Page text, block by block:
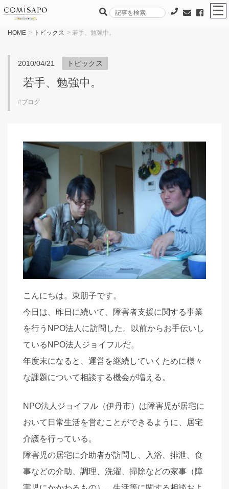
HOME > トピックス > 若手、勉強中。
2010/04/21 トピックス
若手、勉強中。
#ブログ
こんにちは。東朋子です。
今日は、昨日に続いて、障害者支援に関する事業
を行うNPO法人に訪問した。以前からお手伝いし
ているNPO法人ジョイフルだ。
年度末になると、運営を継続していくために様々
な課題について相談する機会が増える。
NPO法人ジョイフル（伊丹市）は障害児が居宅に
おいて日常生活を営むことができるように、居宅
介護を行っている。
障害児の居宅に介助者が訪問し、入浴、排泄、食
事などの介助、調理、洗濯、掃除などの家事（障